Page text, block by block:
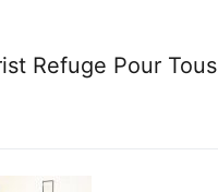
Refuge Pour Tous